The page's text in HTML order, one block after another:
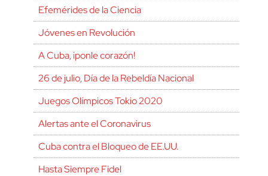
Efemérides de la Ciencia
Jóvenes en Revolución
A Cuba, ¡ponle corazón!
26 de julio, Día de la Rebeldía Nacional
Juegos Olímpicos Tokio 2020
Alertas ante el Coronavirus
Cuba contra el Bloqueo de EE.UU.
Hasta Siempre Fidel